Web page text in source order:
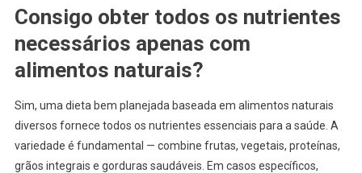
Consigo obter todos os nutrientes
necessários apenas com
alimentos naturais?
Sim, uma dieta bem planejada baseada em alimentos naturais
diversos fornece todos os nutrientes essenciais para a saúde. A
variedade é fundamental — combine frutas, vegetais, proteínas,
grãos integrais e gorduras saudáveis. Em casos específicos,